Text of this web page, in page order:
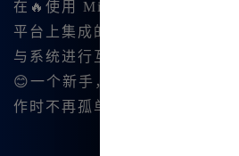
在🔥使用 Midjourney 中文版的
平台上集成的 AI 对话功能。
与系统进行互动，还可😊以进
😊一个新手，这种功能极大地
作时不再孤单。